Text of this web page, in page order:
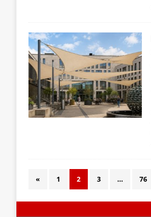
« 1 2 3 … 76